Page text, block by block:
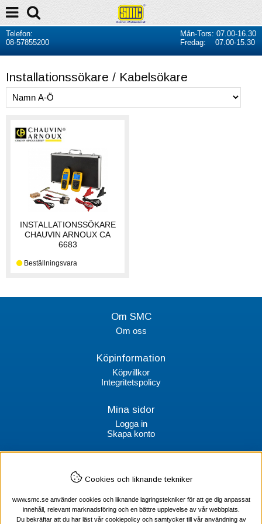
Telefon:
08-57855200
Mån-Tors: 07.00-16.30
Fredag: 07.00-15.30
Installationssökare / Kabelsökare
INSTALLATIONSSÖKARE
CHAUVIN ARNOUX CA
6683
Om SMC
Om oss
Köpinformation
Köpvillkor
Integritetspolicy
Mina sidor
Logga in
Skapa konto
SMC Stockholms Maskincentral AB
100 64 Stockholm
Tel Verktyg: 08-578 55 230
Cookies och liknande tekniker
www.smc.se använder cookies och liknande lagringstekniker för att ge dig anpassat
innehåll, relevant marknadsföring och en bättre upplevelse av vår webbplats.
Du bekräftar att du har läst vår cookiepolicy och samtycker till vår användning av